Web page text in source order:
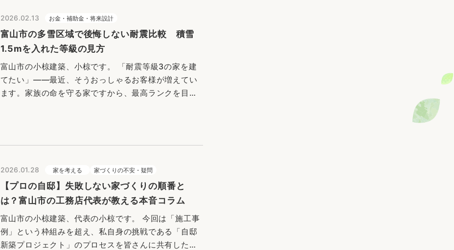
2026.02.13 お金・補助金・将来設計
富山市の多雪区域で後悔しない耐震比較 積雪
1.5mを入れた等級の見方
富山市の小椋建築、小椋です。 「耐震等級3の家を建
てたい」――最近、そうおっしゃるお客様が増えてい
ます。家族の命を守る家ですから、最高ランクを目指
2026.01.28 家を考える 家づくりの不安・疑問
【プロの自邸】失敗しない家づくりの順番と
は？富山市の工務店代表が教える本音コラム
富山市の小椋建築、代表の小椋です。 今回は「施工事
例」という枠組みを超え、私自身の挑戦である「自邸
新築プロジェクト」のプロセスを皆さんに共有したい